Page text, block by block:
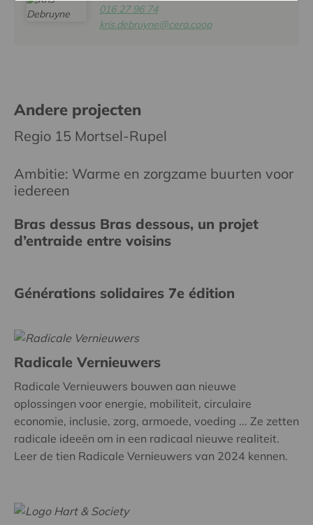
016 27 96 74
kris.debruyne@cera.coop
Andere projecten
Regio 15 Mortsel-Rupel
Ambitie: Warme en zorgzame buurten voor
iedereen
Bras dessus Bras dessous, un projet
d’entraide entre voisins
Générations solidaires 7e édition
Radicale Vernieuwers
Radicale Vernieuwers bouwen aan nieuwe
oplossingen voor energie, mobiliteit, circulaire
economie, inclusie, zorg, armoede, voeding ... Ze zetten
radicale ideeën om in een radicaal nieuwe realiteit.
Leer de tien Radicale Vernieuwers van 2024 kennen.